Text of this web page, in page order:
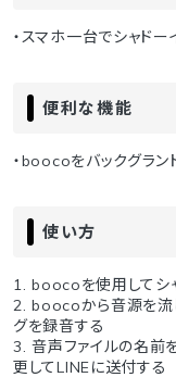
・スマホ一台でシャド
便利な機能
・boocoをバックグラ
使い方
1. boocoを使用してシ
2. boocoから音源を流
グを録音する
3. 音声ファイルの名前
更してLINEに送付する